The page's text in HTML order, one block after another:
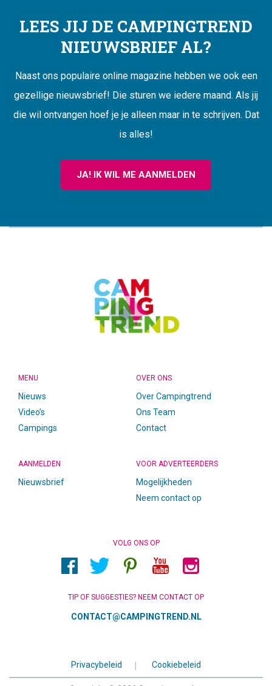
LEES JIJ DE CAMPINGTREND
NIEUWSBRIEF AL?
Naast ons populaire online magazine hebben we ook een
gezellige nieuwsbrief! Die sturen we iedere maand. Als jij
die wil ontvangen hoef je je alleen maar in te schrijven. Dat
is alles!
JA! IK WIL ME AANMELDEN
MENU
Nieuws
Video’s
Campings
OVER ONS
Over Campingtrend
Ons Team
Contact
AANMELDEN
Nieuwsbrief
VOOR ADVERTEERDERS
Mogelijkheden
Neem contact op
VOLG ONS OP
TIP OF SUGGESTIES? NEEM CONTACT OP
CONTACT@CAMPINGTREND.NL
Privacybeleid | Cookiebeleid